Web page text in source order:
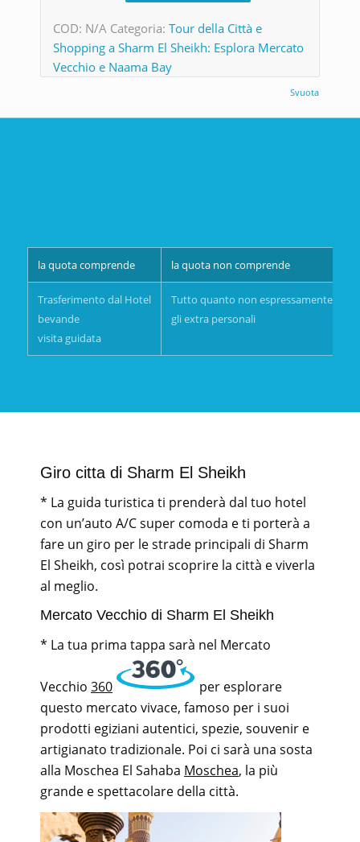
Svuota
COD: N/A Categoria: Tour della Città e
Shopping a Sharm El Sheikh: Esplora Mercato
Vecchio e Naama Bay
la quota comprende la quota non comprende
Trasferimento dal Hotel
bevande
visita guidata
Tutto quanto non espressamente
gli extra personali
Giro citta di Sharm El Sheikh
* La guida turistica ti prenderà dal tuo hotel
con un’auto A/C super comoda e ti porterà a
fare un giro per le strade principali di Sharm
El Sheikh, così potrai scoprire la città e viverla
al meglio.
Mercato Vecchio di Sharm El Sheikh
* La tua prima tappa sarà nel Mercato
Vecchio 360
per esplorare
questo mercato vivace, famoso per i suoi
prodotti egiziani autentici, spezie, souvenir e
artigianato tradizionale. Poi ci sarà una sosta
alla Moschea El Sahaba Moschea, la più
grande e spettacolare della città.